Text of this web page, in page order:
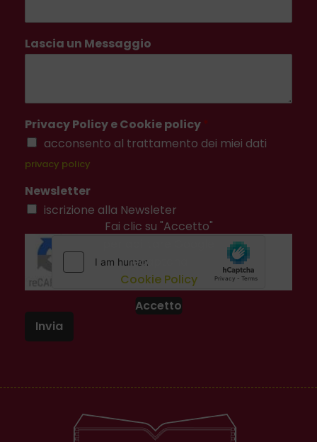
Lascia un Messaggio
Privacy Policy e Cookie policy *
acconsento al trattamento dei miei dati
privacy policy
Newsletter
iscrizione alla Newsleter
Fai clic su "Accetto"
recaptcha
Cookie Policy
Accetto
Invia